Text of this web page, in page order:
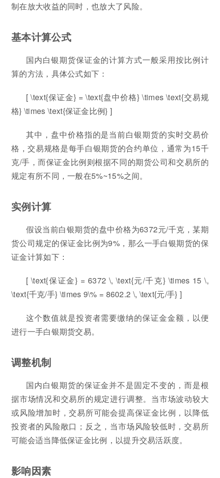
制在放大收益的同时，也放大了风险。
基本计算公式
国内白银期货保证金的计算方式一般采用按比例计
算的方法，具体公式如下：
[ \text{保证金} = \text{盘中价格} \times \text{交易规
格} \times \text{保证金比例} ]
其中，盘中价格指的是当前白银期货的实时交易价
格，交易规格是每手白银期货的合约单位，通常为15千
克/手，而保证金比例则根据不同的期货公司和交易所的
规定有所不同，一般在5%~15%之间。
实例计算
假设当前白银期货的盘中价格为6372元/千克，某期
货公司规定的保证金比例为9%，那么一手白银期货的保
证金计算如下：
[ \text{保证金} = 6372 \, \text{元/千克} \times 15 \,
\text{千克/手} \times 9\% = 8602.2 \, \text{元/手} ]
这个数值就是投资者需要缴纳的保证金金额，以便
进行一手白银期货交易。
调整机制
国内白银期货的保证金并不是固定不变的，而是根
据市场情况和交易所的规定进行调整。当市场波动较大
或风险增加时，交易所可能会提高保证金比例，以降低
投资者的风险敞口；反之，当市场风险较低时，交易所
可能会适当降低保证金比例，以提升交易活跃度。
影响因素